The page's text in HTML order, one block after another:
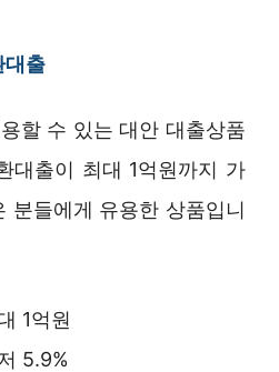
대출
할 수 있는 대안 대출상품
대출이 최대 1억원까지 가
분들에게 유용한 상품입니
1억원
5.9%